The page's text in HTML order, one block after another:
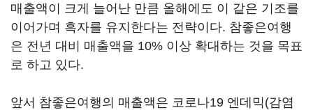
매출액이 크게 늘어난 만큼 올해에도 이 같은 기조를
이어가며 흑자를 유지한다는 전략이다. 참좋은여행
은 전년 대비 매출액을 10% 이상 확대하는 것을 목표
로 하고 있다.
앞서 참좋은여행의 매출액은 코로나19 엔데믹(감염